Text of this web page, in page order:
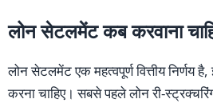
लोन सेटलमेंट कब करवाना
लोन सेटलमेंट एक महत्वपूर्ण वित्तीय निर्णय
करना चाहिए। सबसे पहले लोन री-